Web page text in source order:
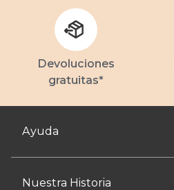
Devoluciones
gratuitas*
Ayuda
Nuestra Historia